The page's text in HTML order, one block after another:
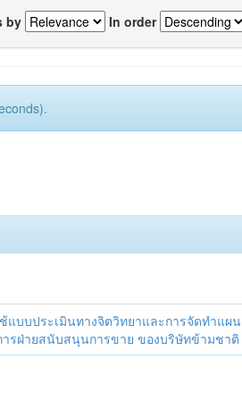
by In order
บบประเมินทางจิตวิทยาและการจัดทำแผน
รฝ่ายสนับสนุนการขาย ของบริษัทข้ามชาติ